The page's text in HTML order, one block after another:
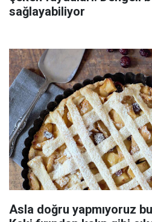
sağlayabiliyor
Asla doğru yapmıyoruz